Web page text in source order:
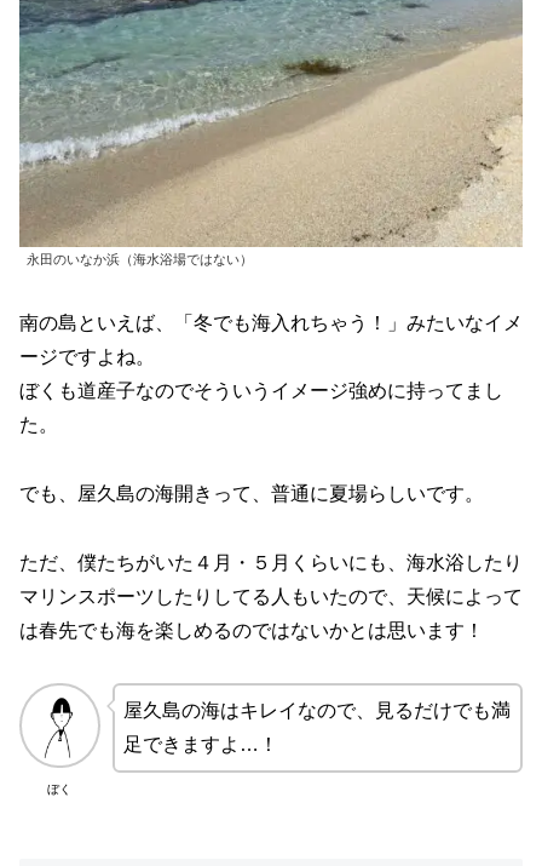
永田のいなか浜（海水浴場ではない）
南の島といえば、「冬でも海入れちゃう！」みたいなイメ
ージですよね。
ぼくも道産子なのでそういうイメージ強めに持ってまし
た。
でも、屋久島の海開きって、普通に夏場らしいです。
ただ、僕たちがいた４月・５月くらいにも、海水浴したり
マリンスポーツしたりしてる人もいたので、天候によって
は春先でも海を楽しめるのではないかとは思います！
ぼく
屋久島の海はキレイなので、見るだけでも満
足できますよ…！